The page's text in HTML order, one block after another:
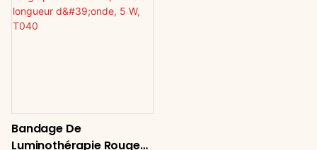
Bandage De
Luminothérapie Rouge